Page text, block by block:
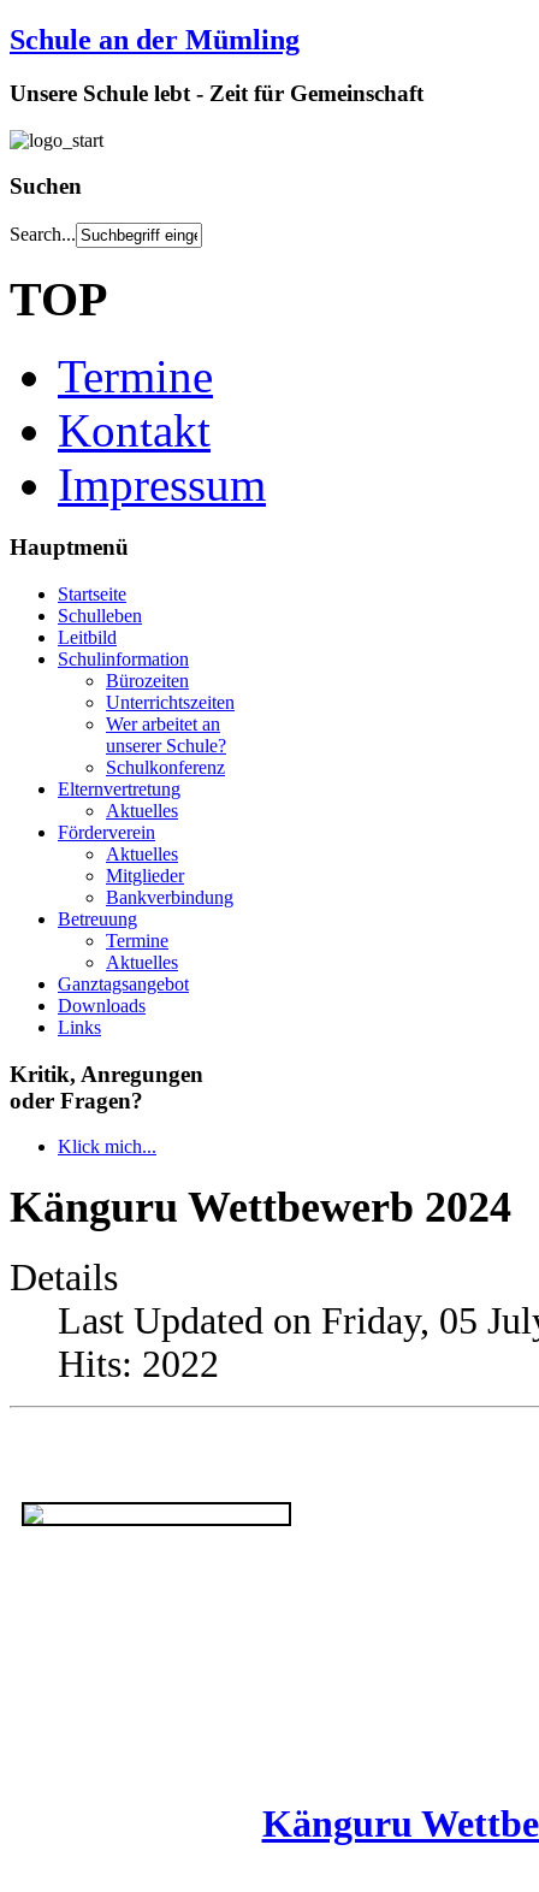
Schule an der Mümling
Unsere Schule lebt - Zeit für Gemeinschaft
Suchen
Search...
TOP
Termine
Kontakt
Impressum
Hauptmenü
Startseite
Schulleben
Leitbild
Schulinformation
Bürozeiten
Unterrichtszeiten
Wer arbeitet an
unserer Schule?
Schulkonferenz
Elternvertretung
Aktuelles
Förderverein
Aktuelles
Mitglieder
Bankverbindung
Betreuung
Termine
Aktuelles
Ganztagsangebot
Downloads
Links
Kritik, Anregungen
oder Fragen?
Klick mich...
Känguru Wettbewerb 2024
Details
Last Updated on Friday, 05
Hits: 2022
Känguru